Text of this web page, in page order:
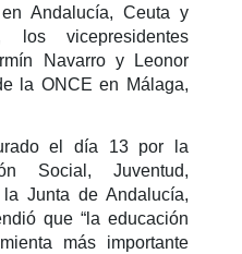
Andalucía, Ceuta y
los vicepresidentes
Navarro y Leonor
la ONCE en Málaga,
el día 13 por la
Social, Juventud,
Junta de Andalucía,
que “la educación
más importante